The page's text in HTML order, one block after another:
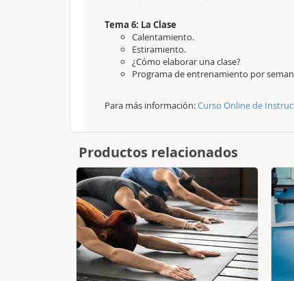
Tema 6: La Clase
Calentamiento.
Estiramiento.
¿Cómo elaborar una clase?
Programa de entrenamiento por
Para más información:Curso Online de
Productos relacionados